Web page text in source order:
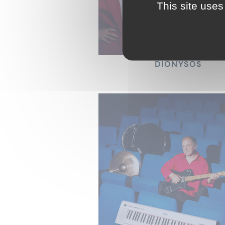
DIONYSOS
This site